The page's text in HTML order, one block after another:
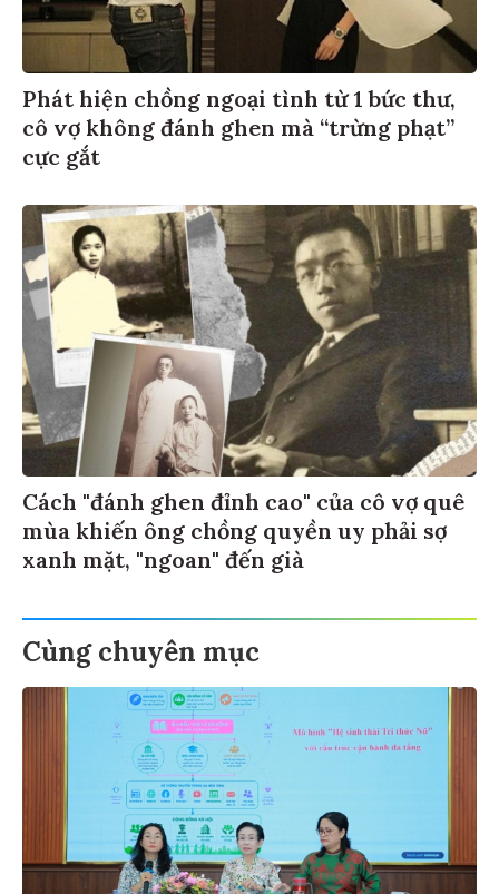
Phát hiện chồng ngoại tình từ 1 bức thư,
cô vợ không đánh ghen mà “trừng phạt”
cực gắt
Cách "đánh ghen đỉnh cao" của cô vợ quê
mùa khiến ông chồng quyền uy phải sợ
xanh mặt, "ngoan" đến già
Cùng chuyên mục